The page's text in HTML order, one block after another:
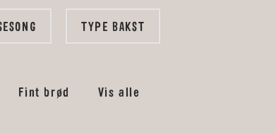
TYPE BAKST
Fint brød Vis alle